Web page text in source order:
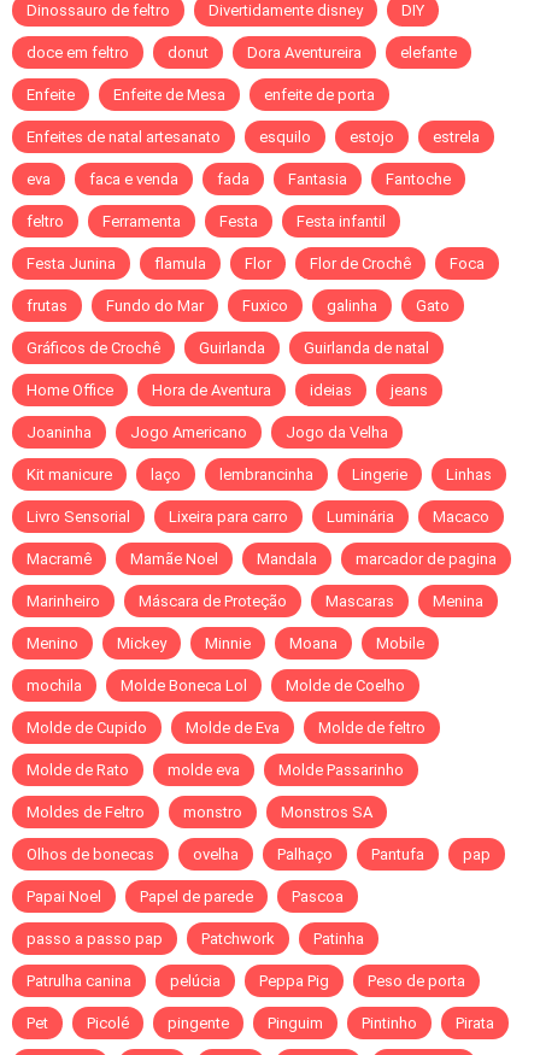
Dinossauro de feltro Divertidamente disney DIY
doce em feltro donut Dora Aventureira elefante
Enfeite Enfeite de Mesa enfeite de porta
Enfeites de natal artesanato esquilo estojo estrela
eva faca e venda fada Fantasia Fantoche
feltro Ferramenta Festa Festa infantil
Festa Junina flamula Flor Flor de Crochê Foca
frutas Fundo do Mar Fuxico galinha Gato
Gráficos de Crochê Guirlanda Guirlanda de natal
Home Office Hora de Aventura ideias jeans
Joaninha Jogo Americano Jogo da Velha
Kit manicure laço lembrancinha Lingerie Linhas
Livro Sensorial Lixeira para carro Luminária Macaco
Macramê Mamãe Noel Mandala marcador de pagina
Marinheiro Máscara de Proteção Mascaras Menina
Menino Mickey Minnie Moana Mobile
mochila Molde Boneca Lol Molde de Coelho
Molde de Cupido Molde de Eva Molde de feltro
Molde de Rato molde eva Molde Passarinho
Moldes de Feltro monstro Monstros SA
Olhos de bonecas ovelha Palhaço Pantufa pap
Papai Noel Papel de parede Pascoa
passo a passo pap Patchwork Patinha
Patrulha canina pelúcia Peppa Pig Peso de porta
Pet Picolé pingente Pinguim Pintinho Pirata